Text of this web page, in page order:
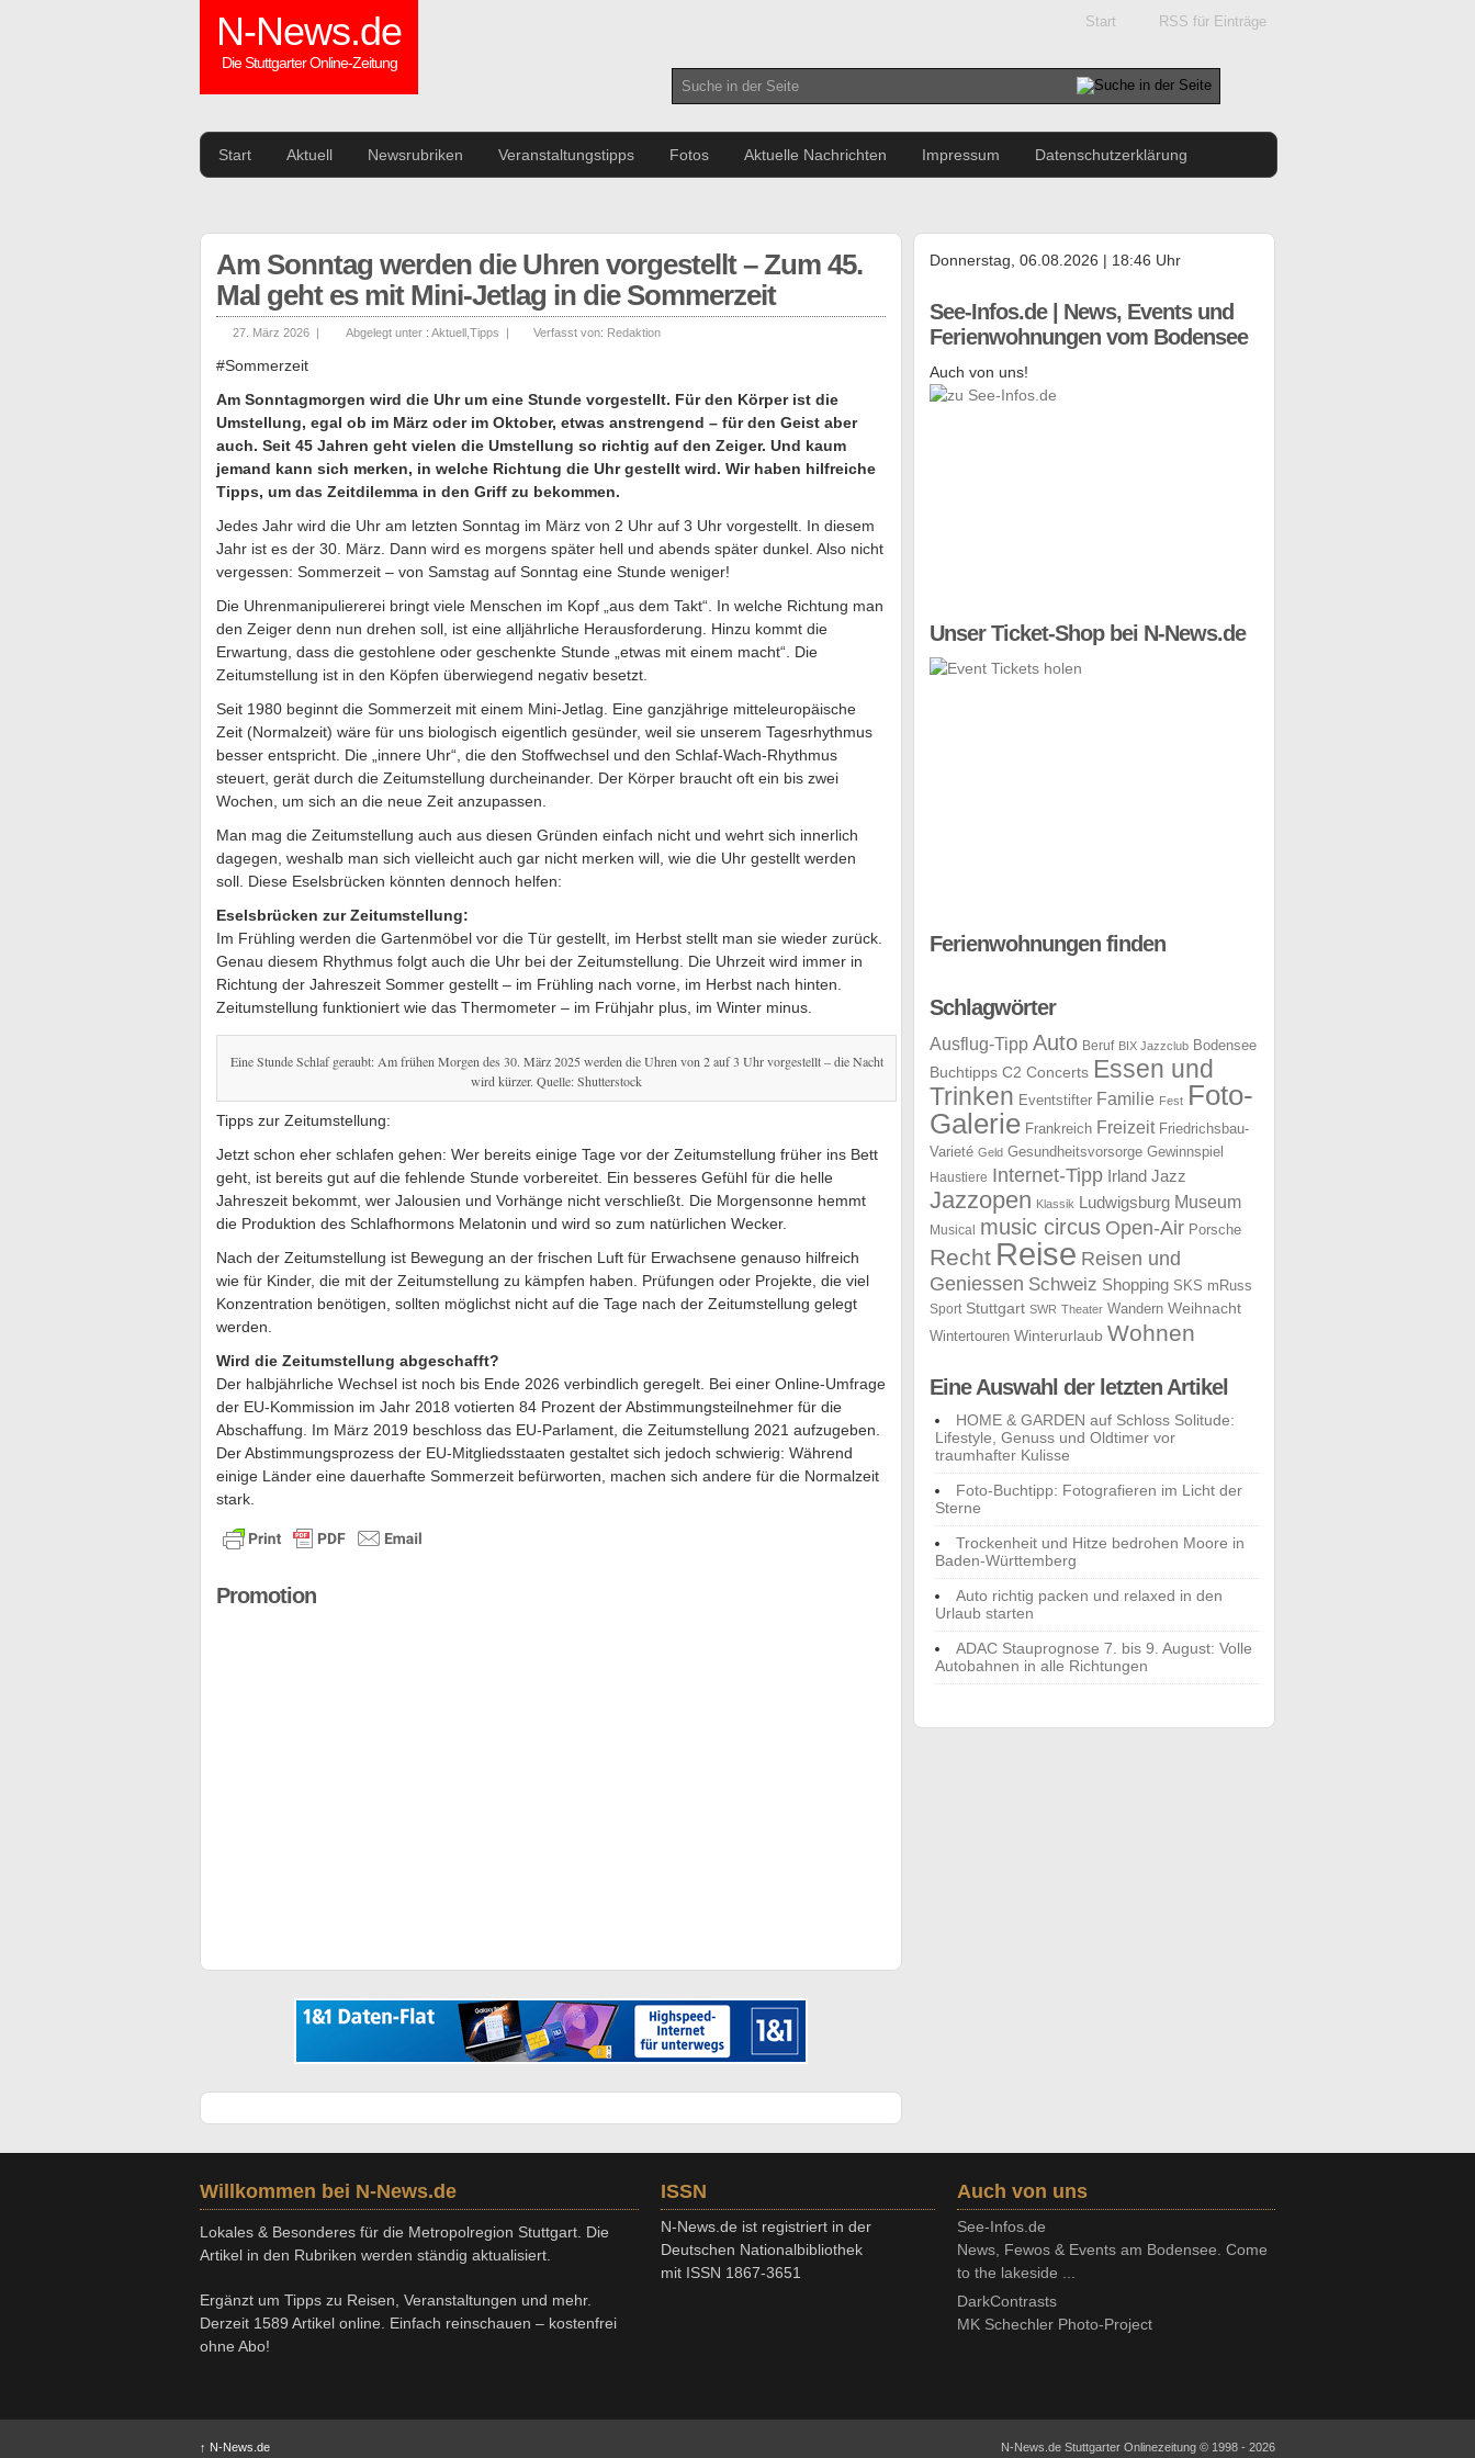
N-News.de
Die Stuttgarter Online-Zeitung
Start RSS für Einträge
Start Aktuell Newsrubriken Veranstaltungstipps Fotos Aktuelle Nachrichten Impressum Datenschutzerklärung
Am Sonntag werden die Uhren vorgestellt – Zum 45.
Mal geht es mit Mini-Jetlag in die Sommerzeit
27. März 2026 | Abgelegt unter : Aktuell Tipps | Verfasst von: Redaktion
#Sommerzeit
Am Sonntagmorgen wird die Uhr um eine Stunde vorgestellt. Für den Körper ist die
Umstellung, egal ob im März oder im Oktober, etwas anstrengend – für den Geist aber
auch. Seit 45 Jahren geht vielen die Umstellung so richtig auf den Zeiger. Und kaum
jemand kann sich merken, in welche Richtung die Uhr gestellt wird. Wir haben hilfreiche
Tipps, um das Zeitdilemma in den Griff zu bekommen.
Jedes Jahr wird die Uhr am letzten Sonntag im März von 2 Uhr auf 3 Uhr vorgestellt. In diesem
Jahr ist es der 30. März. Dann wird es morgens später hell und abends später dunkel. Also nicht
vergessen: Sommerzeit – von Samstag auf Sonntag eine Stunde weniger!
Die Uhrenmanipuliererei bringt viele Menschen im Kopf „aus dem Takt“. In welche Richtung man
den Zeiger denn nun drehen soll, ist eine alljährliche Herausforderung. Hinzu kommt die
Erwartung, dass die gestohlene oder geschenkte Stunde „etwas mit einem macht“. Die
Zeitumstellung ist in den Köpfen überwiegend negativ besetzt.
Seit 1980 beginnt die Sommerzeit mit einem Mini-Jetlag. Eine ganzjährige mitteleuropäische
Zeit (Normalzeit) wäre für uns biologisch eigentlich gesünder, weil sie unserem Tagesrhythmus
besser entspricht. Die „innere Uhr“, die den Stoffwechsel und den Schlaf-Wach-Rhythmus
steuert, gerät durch die Zeitumstellung durcheinander. Der Körper braucht oft ein bis zwei
Wochen, um sich an die neue Zeit anzupassen.
Man mag die Zeitumstellung auch aus diesen Gründen einfach nicht und wehrt sich innerlich
dagegen, weshalb man sich vielleicht auch gar nicht merken will, wie die Uhr gestellt werden
soll. Diese Eselsbrücken könnten dennoch helfen:
Eselsbrücken zur Zeitumstellung:
Im Frühling werden die Gartenmöbel vor die Tür gestellt, im Herbst stellt man sie wieder zurück.
Genau diesem Rhythmus folgt auch die Uhr bei der Zeitumstellung. Die Uhrzeit wird immer in
Richtung der Jahreszeit Sommer gestellt – im Frühling nach vorne, im Herbst nach hinten.
Zeitumstellung funktioniert wie das Thermometer – im Frühjahr plus, im Winter minus.
Eine Stunde Schlaf geraubt: Am frühen Morgen des 30. März 2025 werden die Uhren von 2 auf 3 Uhr vorgestellt – die Nacht
wird kürzer. Quelle: Shutterstock
Tipps zur Zeitumstellung:
Jetzt schon eher schlafen gehen: Wer bereits einige Tage vor der Zeitumstellung früher ins Bett
geht, ist bereits gut auf die fehlende Stunde vorbereitet. Ein besseres Gefühl für die helle
Jahreszeit bekommt, wer Jalousien und Vorhänge nicht verschließt. Die Morgensonne hemmt
die Produktion des Schlafhormons Melatonin und wird so zum natürlichen Wecker.
Nach der Zeitumstellung ist Bewegung an der frischen Luft für Erwachsene genauso hilfreich
wie für Kinder, die mit der Zeitumstellung zu kämpfen haben. Prüfungen oder Projekte, die viel
Konzentration benötigen, sollten möglichst nicht auf die Tage nach der Zeitumstellung gelegt
werden.
Wird die Zeitumstellung abgeschafft?
Der halbjährliche Wechsel ist noch bis Ende 2026 verbindlich geregelt. Bei einer Online-Umfrage
der EU-Kommission im Jahr 2018 votierten 84 Prozent der Abstimmungsteilnehmer für die
Abschaffung. Im März 2019 beschloss das EU-Parlament, die Zeitumstellung 2021 aufzugeben.
Der Abstimmungsprozess der EU-Mitgliedsstaaten gestaltet sich jedoch schwierig: Während
einige Länder eine dauerhafte Sommerzeit befürworten, machen sich andere für die Normalzeit
stark.
Promotion
Donnerstag, 06.08.2026 | 18:46 Uhr
See-Infos.de | News, Events und
Ferienwohnungen vom Bodensee
Auch von uns!
Unser Ticket-Shop bei N-News.de
Ferienwohnungen finden
Schlagwörter
Ausflug-Tipp Auto Beruf BIX Jazzclub Bodensee
Buchtipps C2 Concerts Essen und
Trinken Eventstifter Familie Fest Foto-
Galerie Frankreich Freizeit Friedrichsbau-
Varieté Geld Gesundheitsvorsorge Gewinnspiel
Haustiere Internet-Tipp Irland Jazz
Jazzopen Klassik Ludwigsburg Museum
Musical music circus Open-Air Porsche
Recht Reise Reisen und
Geniessen Schweiz Shopping SKS mRuss
Sport Stuttgart SWR Theater Wandern Weihnacht
Wintertouren Winterurlaub Wohnen
Eine Auswahl der letzten Artikel
HOME & GARDEN auf Schloss Solitude:
Lifestyle, Genuss und Oldtimer vor
traumhafter Kulisse
Foto-Buchtipp: Fotografieren im Licht der
Sterne
Trockenheit und Hitze bedrohen Moore in
Baden-Württemberg
Auto richtig packen und relaxed in den
Urlaub starten
ADAC Stauprognose 7. bis 9. August: Volle
Autobahnen in alle Richtungen
Willkommen bei N-News.de
Lokales & Besonderes für die Metropolregion Stuttgart. Die
Artikel in den Rubriken werden ständig aktualisiert.
Ergänzt um Tipps zu Reisen, Veranstaltungen und mehr.
Derzeit 1589 Artikel online. Einfach reinschauen – kostenfrei
ohne Abo!
ISSN
N-News.de ist registriert in der
Deutschen Nationalbibliothek
mit ISSN 1867-3651
Auch von uns
See-Infos.de
News, Fewos & Events am Bodensee. Come
to the lakeside ...
DarkContrasts
MK Schechler Photo-Project
↑ N-News.de N-News.de Stuttgarter Onlinezeitung © 1998 - 2026